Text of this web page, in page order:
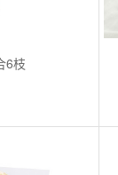
6枝